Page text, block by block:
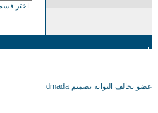
عضو تحالف البوابه تصميم dmada